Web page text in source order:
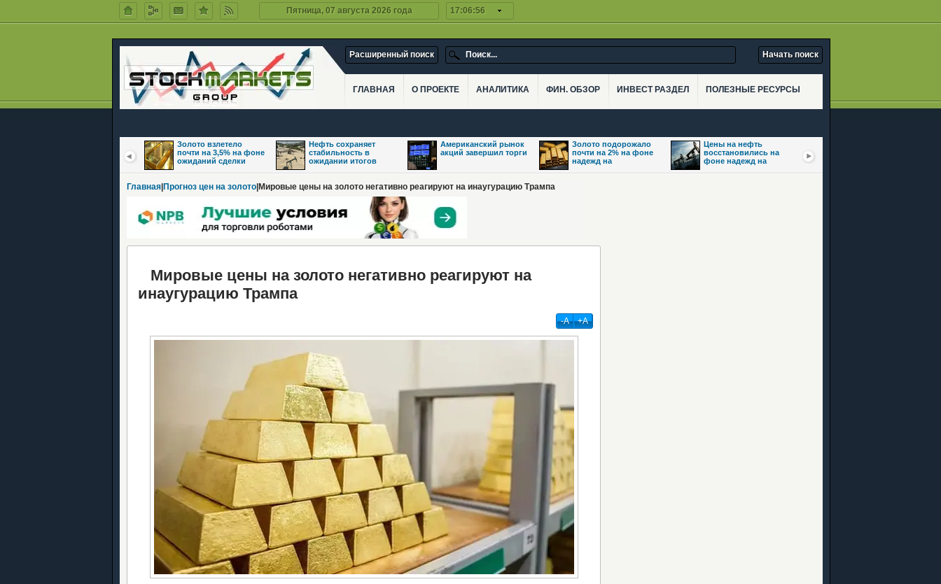
Пятница, 07 августа 2026 года 17:06:56
Расширенный поиск
ГЛАВНАЯ О ПРОЕКТЕ АНАЛИТИКА ФИН. ОБЗОР ИНВЕСТ РАЗДЕЛ ПОЛЕЗНЫЕ РЕСУРСЫ
Золото взлетело
почти на 3,5% на фоне
ожиданий сделки
Нефть сохраняет
стабильность в
ожидании итогов
Американский рынок
акций завершил торги
Золото подорожало
почти на 2% на фоне
надежд на
Цены на нефть
восстановились на
фоне надежд на
Главная Прогноз цен на золото |Мировые цены на золото негативно реагируют на инаугурацию Трампа
Мировые цены на золото негативно реагируют на
инаугурацию Трампа
-А +А